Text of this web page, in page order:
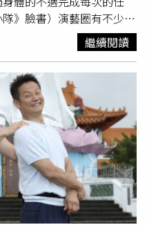
，徐乃麟、徐新洋、莎莎
員合影留念，為這次的錄
新洋、莎莎在錄影結束
員合影留念。（圖／本刊
》臉書）演藝圈有不少主
但仍然上山下海耐摔耐
歲的庾澄慶（哈林）日前
領卜學亮、彭小刀、柯有
18天單車環島1200km，
，肩頸就會開始緊繃，要
沒把握，而在節目錄製初
每半小時在休息空檔中，
胡瓜的頭被籃籃狠踩，表
歲的胡瓜每次主持《綜藝
他是這個歲數，他曾在屏
」這個特別的地名，讓阿
來回踩踏，籃籃更是不客
繼續閱讀